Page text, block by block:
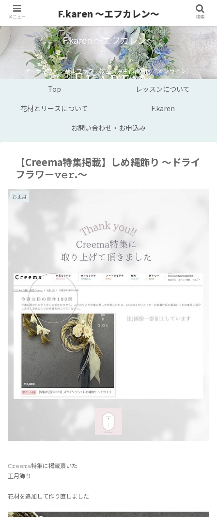
F.karen ～エフカレン～
アーティフィシャルフラワー教室（東京都練馬区／オンライン）
Top
レッスンについて
花材とリースについて
F.karen
お問い合わせ・お申込み
【Creema特集掲載】しめ縄飾り ～ドライ
フラワー𝚟𝚎𝚛.～
お正月
𝙲𝚛𝚎𝚎𝚖𝚊特集に掲載頂いた
正月飾り
花材を追加して作り直しました
メニュー F.karen ～エフカレン～ 検索